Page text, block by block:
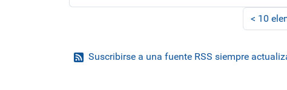
< 10
Suscribirse a una fuente RSS siempre